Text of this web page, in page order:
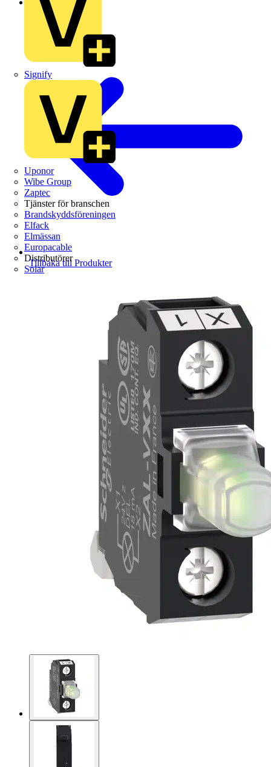
Signify
Uponor
Wibe Group
Zaptec
Tjänster för branschen
Brandskyddsföreningen
Elfack
Elmässan
Europacable
Distributörer
Solar
Tillbaka till Produkter